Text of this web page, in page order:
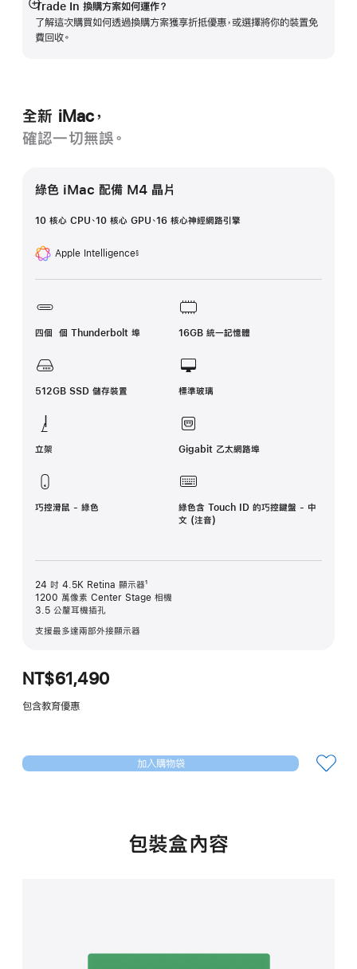
Trade In 換購方案如何運作？
了解這次購買如何透過換購方案獲享折抵優惠，或選擇將你的裝置免
費回收。
顯
示
更
全新 iMac，
確認一切無誤。
綠色 iMac 配備 M4 晶片
10 核心 CPU、10 核心 GPU、16 核心神經網路引擎
Apple Intelligence§
四個 個 Thunderbolt 埠 16GB 統一記憶體
512GB SSD 儲存裝置 標準玻璃
立架 Gigabit 乙太網路埠
巧控滑鼠 - 綠色
綠色含 Touch ID 的巧控鍵盤 - 中
文 (注音)
24 吋 4.5K Retina 顯示器¹
1200 萬像素 Center Stage 相機
3.5 公釐耳機插孔
支援最多達兩部外接顯示器
NT$61,490
包含教育優惠
加入購物袋
包裝盒內容